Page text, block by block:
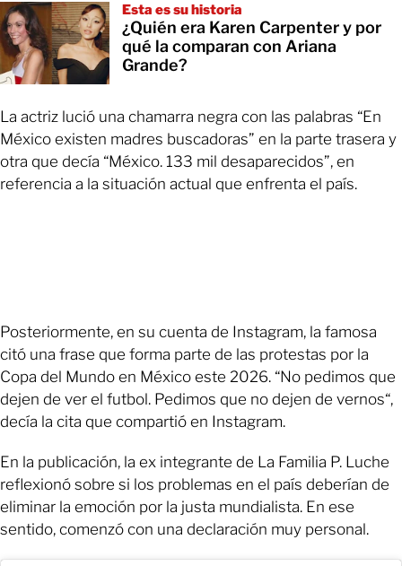
Esta es su historia
¿Quién era Karen Carpenter y por
qué la comparan con Ariana
Grande?
La actriz lució una chamarra negra con las palabras “En
México existen madres buscadoras” en la parte trasera y
otra que decía “México. 133 mil desaparecidos”, en
referencia a la situación actual que enfrenta el país.
Posteriormente, en su cuenta de Instagram, la famosa
citó una frase que forma parte de las protestas por la
Copa del Mundo en México este 2026. “No pedimos que
dejen de ver el futbol. Pedimos que no dejen de vernos“,
decía la cita que compartió en Instagram.
En la publicación, la ex integrante de La Familia P. Luche
reflexionó sobre si los problemas en el país deberían de
eliminar la emoción por la justa mundialista. En ese
sentido, comenzó con una declaración muy personal.